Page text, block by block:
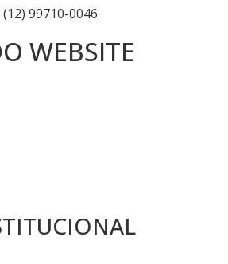
(12) 99710-0046
WEBSITE